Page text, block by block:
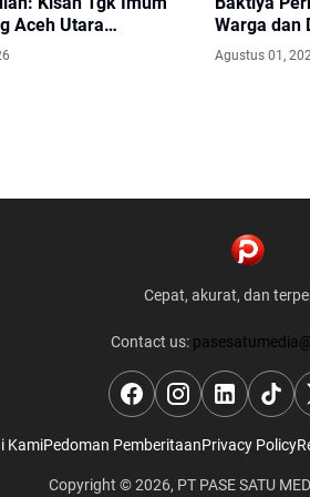
Aceh Utara
Amanah Baru
Warga dan
Pertanian
Agustus 01,
Cepat, akurat, dan
Contact us:
KamiPedoman PemberitaanPrivacy Policy
Copyright ©2026, PT PASE SATU